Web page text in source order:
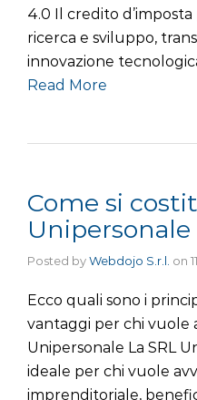
4.0 Il credito
ricerca e sviluppo,
innovazione
Read More
Come si
Unipersonale
Posted byWebdojo S.r.l. on
Ecco quali sono i
vantaggi per chi vuole
Unipersonale La SRL
ideale per chi vuole
imprenditoriale,